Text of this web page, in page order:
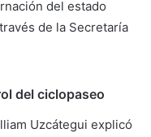
del estado
de la Secretaría
del ciclopaseo
Uzcátegui explicó